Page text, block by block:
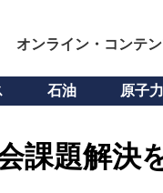
オンライン・コンテ
石油 原子力
課題解決